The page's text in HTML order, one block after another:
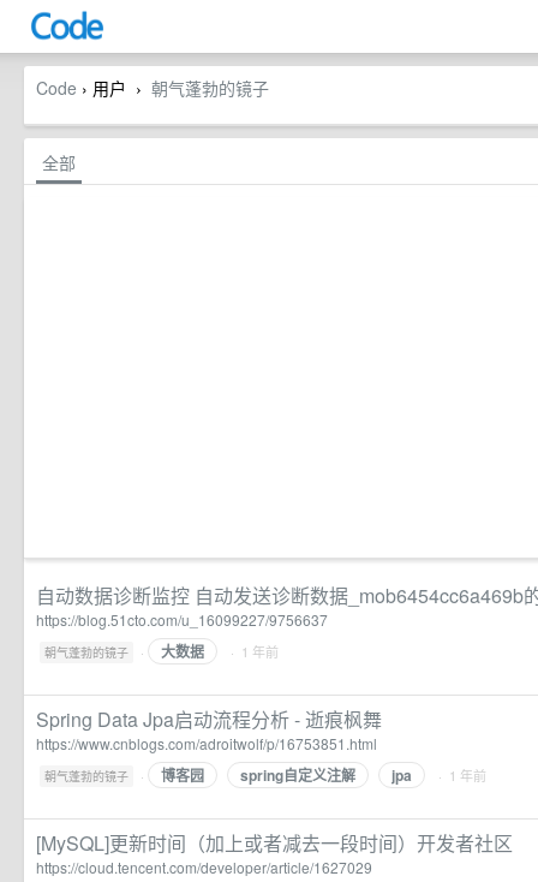
Code › 用户 › 朝气蓬勃的镜子
全部
自动数据诊断监控 自动发送诊断数据_mob6454cc6a469b
https://blog.51cto.com/u_16099227/9756637
朝气蓬勃的镜子 · 大数据 · 1 年前
Spring Data Jpa启动流程分析 - 逝痕枫舞
https://www.cnblogs.com/adroitwolf/p/16753851.html
朝气蓬勃的镜子 · 博客园 spring自定义注解 jpa · 1 年前
[MySQL]更新时间（加上或者减去一段时间）开发者社区
https://cloud.tencent.com/developer/article/1627029